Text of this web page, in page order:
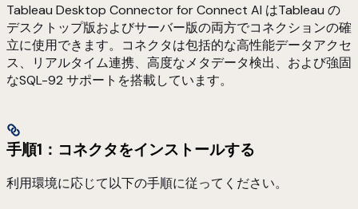
Tableau Desktop Connector for Connect AI はTableau の
デスクトップ版およびサーバー版の両方でコネクションの確
立に使用できます。コネクタは包括的な高性能データアクセ
ス、リアルタイム連携、高度なメタデータ検出、および強固
なSQL-92 サポートを搭載しています。
手順1：コネクタをインストールする
利用環境に応じて以下の手順に従ってください。